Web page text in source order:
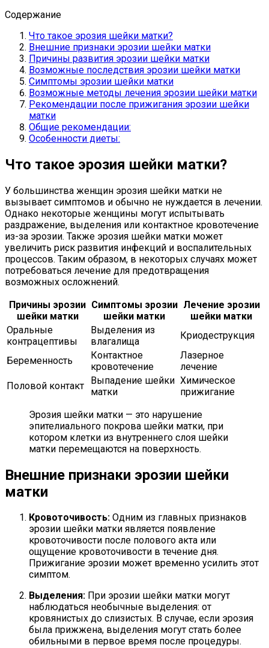
Содержание
Что такое эрозия шейки матки?
Внешние признаки эрозии шейки матки
Причины развития эрозии шейки матки
Возможные последствия эрозии шейки матки
Симптомы эрозии шейки матки
Возможные методы лечения эрозии шейки матки
Рекомендации после прижигания эрозии шейки
матки
Общие рекомендации:
Особенности диеты:
Что такое эрозия шейки матки?
У большинства женщин эрозия шейки матки не
вызывает симптомов и обычно не нуждается в лечении.
Однако некоторые женщины могут испытывать
раздражение, выделения или контактное кровотечение
из-за эрозии. Также эрозия шейки матки может
увеличить риск развития инфекций и воспалительных
процессов. Таким образом, в некоторых случаях может
потребоваться лечение для предотвращения
возможных осложнений.
Причины эрозии
шейки матки
Симптомы эрозии
шейки матки
Лечение эрозии
шейки матки
Оральные
контрацептивы
Выделения из
влагалища
Криодеструкция
Беременность
Контактное
кровотечение
Лазерное
лечение
Половой контакт
Выпадение шейки
матки
Химическое
прижигание
Эрозия шейки матки — это нарушение
эпителиального покрова шейки матки, при
котором клетки из внутреннего слоя шейки
матки перемещаются на поверхность.
Внешние признаки эрозии шейки
матки
Кровоточивость: Одним из главных признаков
эрозии шейки матки является появление
кровоточивости после полового акта или
ощущение кровоточивости в течение дня.
Прижигание эрозии может временно усилить этот
симптом.
Выделения: При эрозии шейки матки могут
наблюдаться необычные выделения: от
кровянистых до слизистых. В случае, если эрозия
была прижжена, выделения могут стать более
обильными в первое время после процедуры.